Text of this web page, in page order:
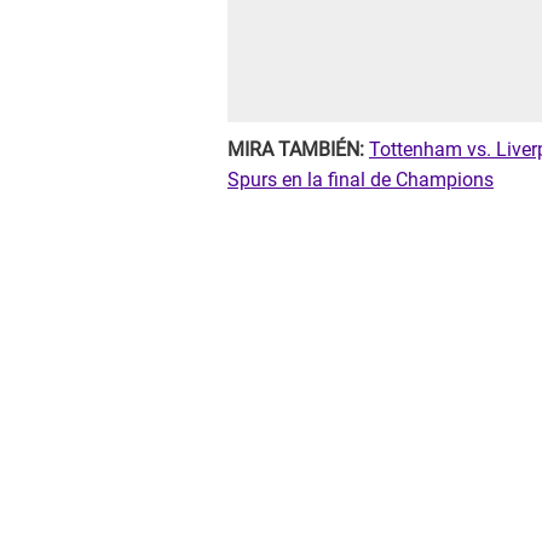
MIRA TAMBIÉN: Tottenham vs.
Spurs en la final de Champions